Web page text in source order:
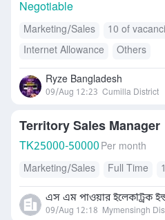
Negotiable
Marketing/Sales 10 of
Internet Allowance
Others
Ryze Bangladesh
09/Aug 12:23 Cumilla District
Territory Sales Manager
TK25000-50000 Per month
Marketing/Sales
Full Time
এস এম পাওয়ার ইলেকট্রিক
09/Aug 12:18 Mymensingh